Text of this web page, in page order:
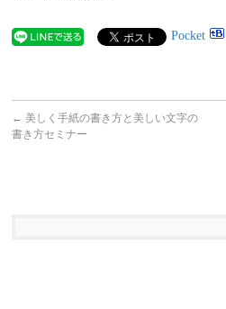
Pocket
← 美しく手紙の書き方と美しい文字の
書き方セミナー